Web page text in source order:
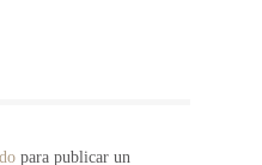
para publicar un